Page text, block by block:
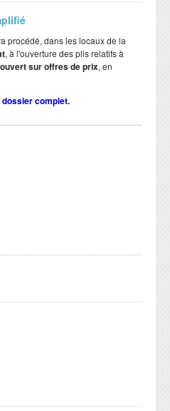
procédé, dans les locaux de la
, à l'ouverture des plis relatifs à
sur offres de prix, en
complet.